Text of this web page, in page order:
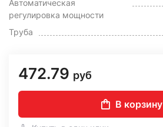
Автоматическая
регулировка мощности
Труба
472.79 руб
В корзину